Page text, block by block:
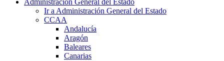
Ir a Administración General del Estado
CCAA
Andalucía
Aragón
Baleares
Canarias